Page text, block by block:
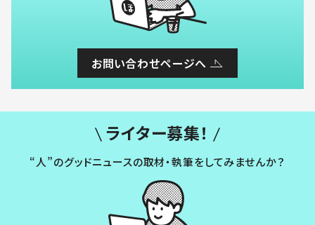
お問い合わせページへ
ライター募集！
“人”のグッドニュースの取材・執筆をしてみませんか？